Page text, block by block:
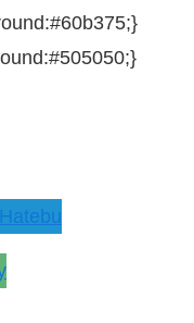
:#60b375;}
:#505050;}
Hatebu